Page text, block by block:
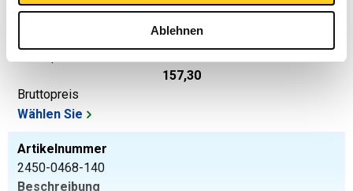
Ablehnen
HE-B Träger 1.4301/1.4307 120 HL 6 mtr lasergeschweißt
157,30
Bruttopreis
Wählen Sie
Artikelnummer
2450-0468-140
Beschreibung